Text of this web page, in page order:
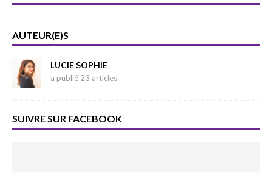
AUTEUR(E)S
LUCIE SOPHIE
a publié 23 articles
SUIVRE SUR FACEBOOK